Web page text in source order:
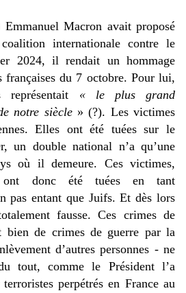
Emmanuel Macron avait proposé
2024,
du 7 octobre. Pour lui,
représentait « le plus grand
notre siècle » (?). Les victimes
Elles ont été tuées sur le
un double national n’a qu’une
où il demeure. Ces victimes,
donc été tuées en tant
pas entant que Juifs. Et dès lors
fausse. Ces crimes de
bien de crimes de guerre par la
d’autres personnes - ne
tout, comme le Président l’a
perpétrés en France au